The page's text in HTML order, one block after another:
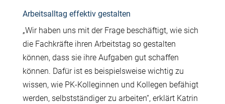
Arbeitsalltag effektiv gestalten
„Wir haben uns mit der Frage beschäftigt, wie sich
die Fachkräfte ihren Arbeitstag so gestalten
können, dass sie ihre Aufgaben gut schaffen
können. Dafür ist es beispielsweise wichtig zu
wissen, wie PK-Kolleginnen und Kollegen befähigt
werden, selbstständiger zu arbeiten“, erklärt Katrin